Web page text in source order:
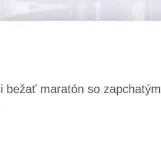
bežať maratón so zapchatým